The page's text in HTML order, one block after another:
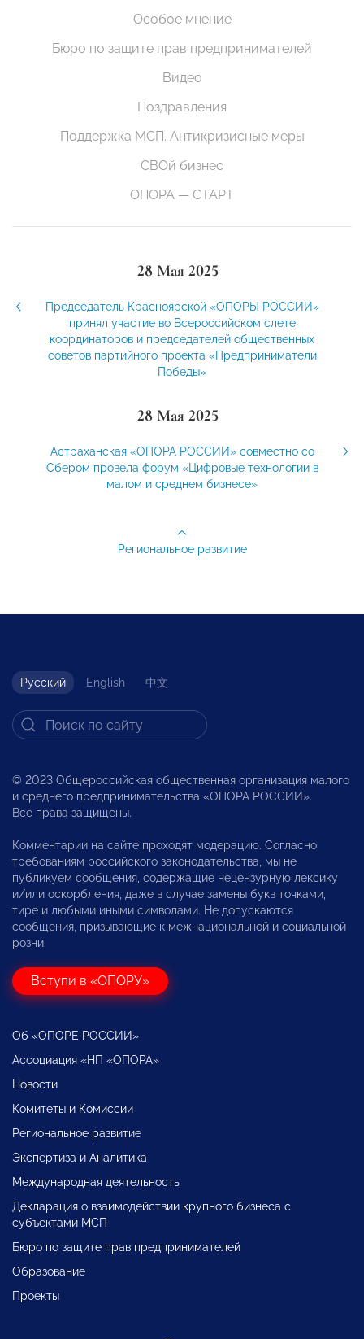
Особое мнение
Бюро по защите прав предпринимателей
Видео
Поздравления
Поддержка МСП. Антикризисные меры
СВОй бизнес
ОПОРА — СТАРТ
28 Мая 2025
Председатель Красноярской «ОПОРЫ РОССИИ»
принял участие во Всероссийском слете
координаторов и председателей общественных
советов партийного проекта «Предприниматели
Победы»
28 Мая 2025
Астраханская «ОПОРА РОССИИ» совместно со
Сбером провела форум «Цифровые технологии в
малом и среднем бизнесе»
Региональное развитие
Русский English 中文
© 2023 Общероссийская общественная организация малого
и среднего предпринимательства «ОПОРА РОССИИ».
Все права защищены.
Комментарии на сайте проходят модерацию. Согласно
требованиям российского законодательства, мы не
публикуем сообщения, содержащие нецензурную лексику
и/или оскорбления, даже в случае замены букв точками,
тире и любыми иными символами. Не допускаются
сообщения, призывающие к межнациональной и социальной
розни.
Вступи в «ОПОРУ»
Об «ОПОРЕ РОССИИ»
Ассоциация «НП «ОПОРА»
Новости
Комитеты и Комиссии
Региональное развитие
Экспертиза и Аналитика
Международная деятельность
Декларация о взаимодействии крупного бизнеса с
субъектами МСП
Бюро по защите прав предпринимателей
Образование
Проекты